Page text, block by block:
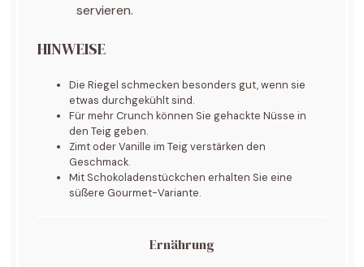
servieren.
HINWEISE
Die Riegel schmecken besonders gut, wenn sie
etwas durchgekühlt sind.
Für mehr Crunch können Sie gehackte Nüsse in
den Teig geben.
Zimt oder Vanille im Teig verstärken den
Geschmack.
Mit Schokoladenstückchen erhalten Sie eine
süßere Gourmet-Variante.
Ernährung